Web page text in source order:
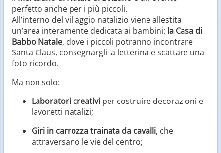
perfetto anche per i più piccoli.
All’interno del villaggio natalizio viene allestita
un’area interamente dedicata ai bambini: la Casa di
Babbo Natale, dove i piccoli potranno incontrare
Santa Claus, consegnargli la letterina e scattare una
foto ricordo.
Ma non solo:
Laboratori creativi per costruire decorazioni e
lavoretti natalizi;
Giri in carrozza trainata da cavalli, che
attraversano le vie del centro;